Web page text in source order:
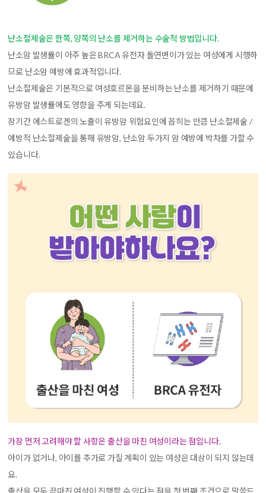
난소절제술은 한쪽, 양쪽의 난소를 제거하는 수술적 방법입니다.
난소암 발생률이 아주 높은 BRCA 유전자 돌연변이가 있는 여성에게 시행하
므로 난소암 예방에 효과적입니다.
난소절제술은 기본적으로 여성호르몬을 분비하는 난소를 제거하기 때문에
유방암 발생률에도 영향을 주게 되는데요.
장기간 에스트로겐의 노출이 유방암 위험요인에 꼽히는 만큼 난소절제술 /
예방적 난소절제술을 통해 유방암, 난소암 두가지 암 예방에 박차를 가할 수
있습니다.
가장 먼저 고려해야 할 사항은 출산을 마친 여성이라는 점입니다.
아이가 없거나, 아이를 추가로 가질 계획이 있는 여성은 대상이 되지 않는데
요.